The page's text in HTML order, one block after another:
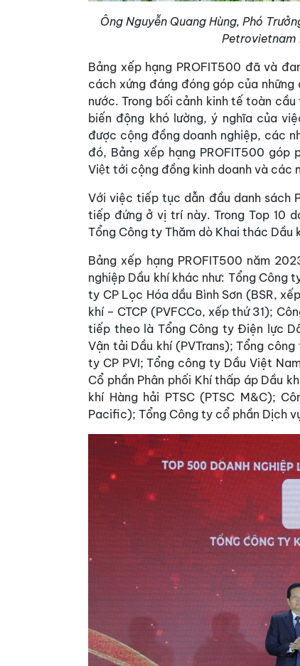
Ông Nguyễn Quang Hùng, Phó
Petrovietnam
Bảng xếp hạng PROFIT500 đã và
cách xứng đáng đóng góp của
nước. Trong bối cảnh kinh tế toàn
biến động khó lường, ý nghĩa của
được cộng đồng doanh nghiệp, các
đó, Bảng xếp hạng PROFIT500 góp
Việt tới cộng đồng kinh doanh và các
Với việc tiếp tục dẫn đầu danh sách
tiếp đứng ở vị trí này. Trong Top 10
Tổng Công ty Thăm dò Khai thác Dầu
Bảng xếp hạng PROFIT500 năm
nghiệp Dầu khí khác như: Tổng Công
ty CP Lọc Hóa dầu Bình Sơn (BSR,
khí – CTCP (PVFCCo, xếp thứ 31);
tiếp theo là Tổng Công ty Điện lực
Vận tải Dầu khí (PVTrans); Tổng
ty CP PVI; Tổng công ty Dầu Việt
Cổ phần Phân phối Khí thấp áp Dầu
khí Hàng hải PTSC (PTSC M&C);
Pacific); Tổng Công ty cổ phần Dịch